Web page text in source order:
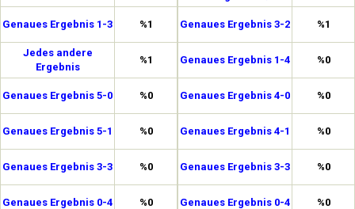
Genaues Ergebnis 1-3 %1
Jedes andere
Ergebnis
%1
Genaues Ergebnis 5-0 %0
Genaues Ergebnis 5-1 %0
Genaues Ergebnis 3-3 %0
Genaues Ergebnis 0-4 %0
Genaues Ergebnis 3-2 %1
Genaues Ergebnis 1-4 %0
Genaues Ergebnis 4-0 %0
Genaues Ergebnis 4-1 %0
Genaues Ergebnis 3-3 %0
Genaues Ergebnis 0-4 %0